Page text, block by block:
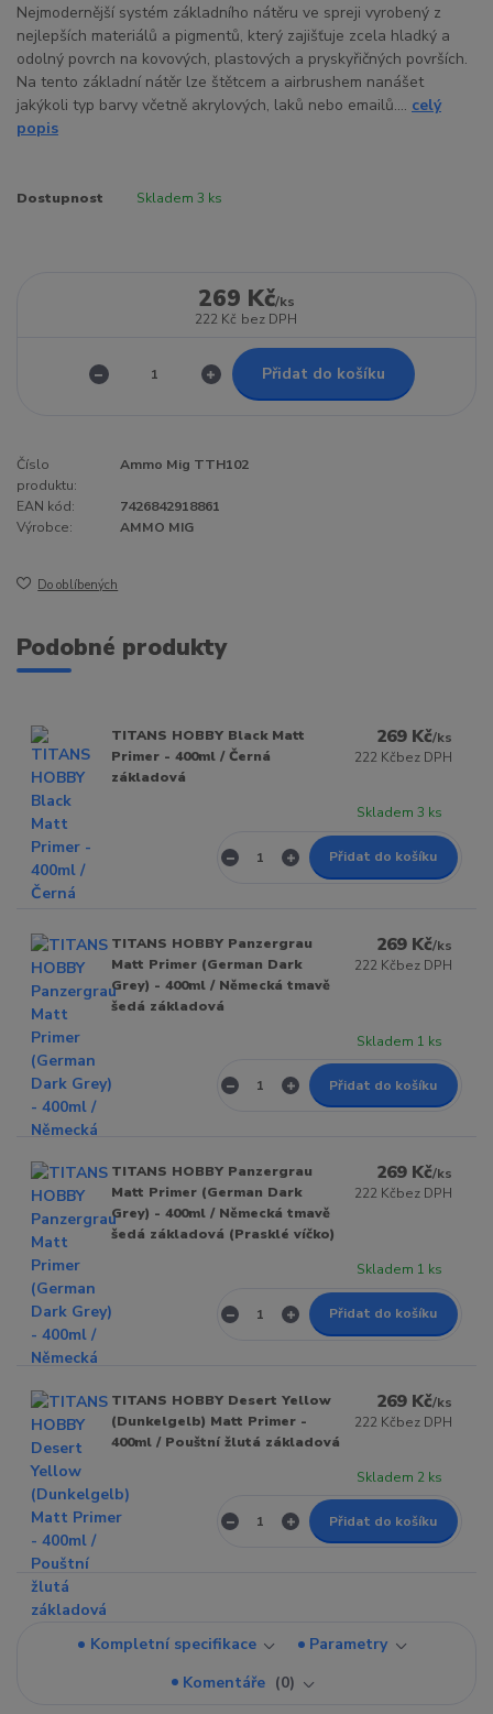
Nejmodernější systém základního nátěru ve spreji vyrobený z
nejlepších materiálů a pigmentů, který zajišťuje zcela hladký a
odolný povrch na kovových, plastových a pryskyřičných površích.
Na tento základní nátěr lze štětcem a airbrushem nanášet
jakýkoli typ barvy včetně akrylových, laků nebo emailů.... celý
popis
Dostupnost Skladem 3 ks
269 Kč/ks
222 Kč bez DPH
Přidat do košíku
Číslo
produktu:
Ammo Mig TTH102
EAN kód:
7426842918861
Výrobce:
AMMO MIG
Do oblíbených
Podobné produkty
TITANS HOBBY Black Matt
Primer - 400ml / Černá
základová
269 Kč/ks
222 Kčbez DPH
Skladem 3 ks
Přidat do košíku
TITANS HOBBY Panzergrau
Matt Primer (German Dark
Grey) - 400ml / Německá tmavě
šedá základová
269 Kč/ks
222 Kčbez DPH
Skladem 1 ks
Přidat do košíku
TITANS HOBBY Panzergrau
Matt Primer (German Dark
Grey) - 400ml / Německá tmavě
šedá základová (Prasklé víčko)
269 Kč/ks
222 Kčbez DPH
Skladem 1 ks
Přidat do košíku
TITANS HOBBY Desert Yellow
(Dunkelgelb) Matt Primer -
400ml / Pouštní žlutá základová
269 Kč/ks
222 Kčbez DPH
Skladem 2 ks
Přidat do košíku
Kompletní specifikace
Parametry
Komentáře
0